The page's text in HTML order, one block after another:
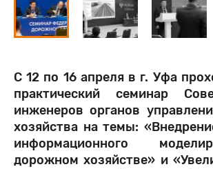
С 12 по 16 апреля в г. Уфа
практический семинар
инженеров органов
хозяйства на темы:
информационного
дорожном хозяйстве» и